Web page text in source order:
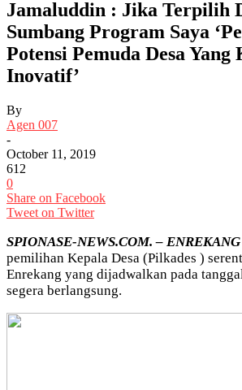
Jamaluddin : Jika Terpilih
Sumbang Program Saya
Potensi Pemuda Desa
Inovatif’
By
Agen 007
-
October 11, 2019
612
0
Share on Facebook
Tweet on Twitter
SPIONASE-NEWS.COM. – ENREKANG
pemilihan Kepala Desa (Pilkades )
Enrekang yang dijadwalkan pada
segera berlangsung.